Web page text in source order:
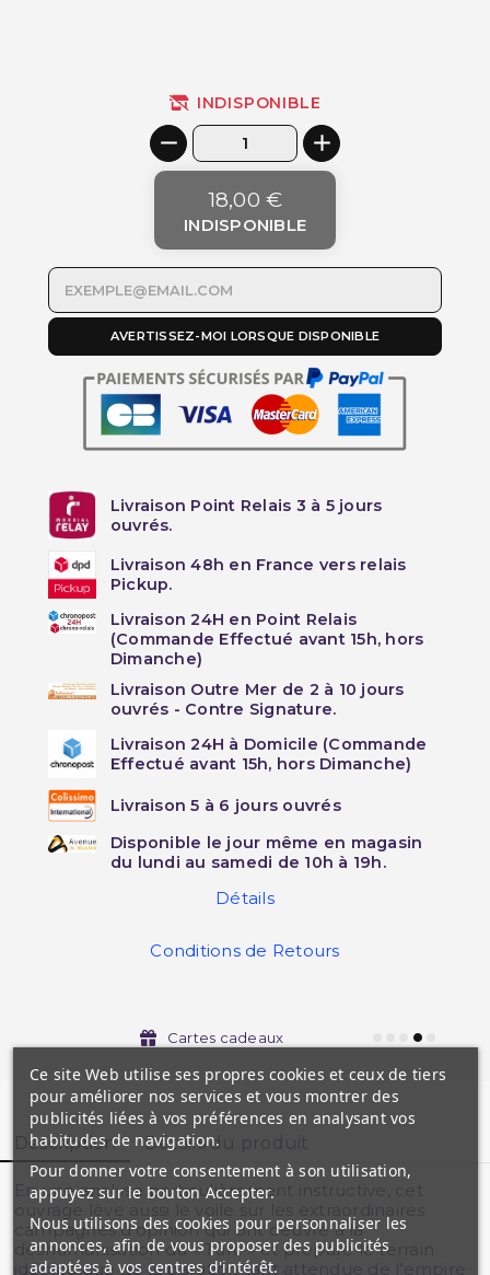
INDISPONIBLE
18,00 €
INDISPONIBLE
AVERTISSEZ-MOI LORSQUE DISPONIBLE
Livraison Point Relais 3 à 5 jours
ouvrés.
Livraison 48h en France vers relais
Pickup.
Livraison 24H en Point Relais
(Commande Effectué avant 15h, hors
Dimanche)
Livraison Outre Mer de 2 à 10 jours
ouvrés - Contre Signature.
Livraison 24H à Domicile (Commande
Effectué avant 15h, hors Dimanche)
Livraison 5 à 6 jours ouvrés
Disponible le jour même en magasin
du lundi au samedi de 10h à 19h.
Détails
Conditions de Retours
Cartes cadeaux
Description Détails du produit
En une analyse particulièrement instructive, cet
ouvrage lève aussi le voile sur les extraordinaires
campagnes d’opinion qui ont oeuvré à la
déshumanisation du « Turc » et préparé le terrain
idéologique de la partition tant attendue de l’empire
Ce site Web utilise ses propres cookies et ceux de tiers
pour améliorer nos services et vous montrer des
publicités liées à vos préférences en analysant vos
habitudes de navigation.
Pour donner votre consentement à son utilisation,
appuyez sur le bouton Accepter.
Nous utilisons des cookies pour personnaliser les
annonces, afin de vous proposer des publicités
adaptées à vos centres d'intérêt.